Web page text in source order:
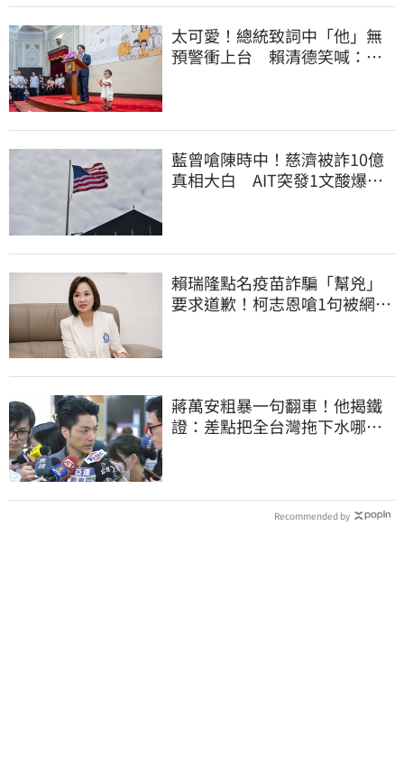
太可愛！總統致詞中「他」無
預警衝上台 賴清德笑喊：卸
藍曾嗆陳時中！慈濟被詐10億
真相大白 AIT突發1文酸爆…
賴瑞隆點名疫苗詐騙「幫兇」
要求道歉！柯志恩嗆1句被網罵
蔣萬安粗暴一句翻車！他揭鐵
證：差點把全台灣拖下水哪時
Recommended by